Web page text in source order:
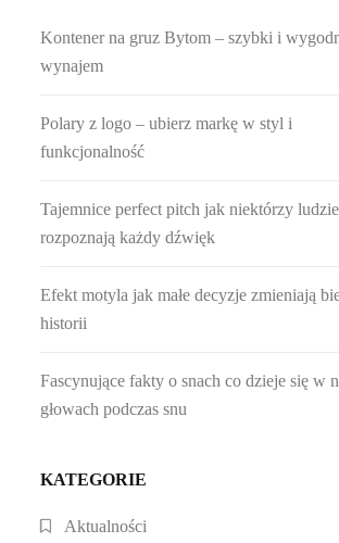
Kontener na gruz Bytom – szybki i
wynajem
Polary z logo – ubierz markę w styl i
funkcjonalność
Tajemnice perfect pitch jak niektórzy ludzie
rozpoznają każdy dźwięk
Efekt motyla jak małe decyzje zmieniają
historii
Fascynujące fakty o snach co dzieje się w
głowach podczas snu
KATEGORIE
Aktualności